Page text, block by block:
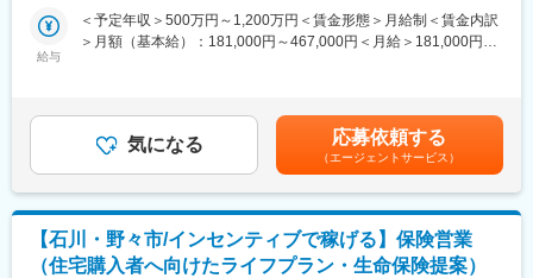
■同社の魅力：
アメリカを訪れたときに感じたこの想いこそ、タマホームの原点
です。同社は「HAPPY Life HAPPY Home タマホーム」のCMで
おなじみの低価格良質住宅市場のリーディングカンパニーです。
低価格×良品質が同社の強みであり、独自の流通／調達／工事を導
入したことで一般的な住宅坪単価の約半分の値段を実現していま
す。さらに住宅性能も7項目中6項目が最高等級を取得し、低価格
×良品質の注文住宅を実現しています。
住宅ローン・火災保険・生命保険をワンストップで提案し、お客
様の住まいと人生を支える総合コンサルタントとして活躍できま
・住宅購入を検討するお客様へのライフプラン設計およびFP相談
対応
・住宅ローンや住宅資金計画に関する提案および各種手続き支援
業
・社内住宅営業との関係構築および紹介案件獲得のための連携強
化
給与
＜予定年収＞500万円～1,200万円＜賃金形態＞月給制＜賃金内訳
＞月額（基本給）：181,000円～467,000円＜月給＞181,000円～
す。■昇給：年1回（6月）■賞与：年2回（6、12月）※業績連動型
賃金はあくまでも目安の金額であり、選考を通じて上下する可能
性があります。月給(月額)は固定手当を含めた表記です。
気になる 応募依頼する
（エージェントサービス）
【石川・野々市/インセンティブで稼げる】保険営業
（住宅購入者へ向けたライフプラン・生命保険提案）